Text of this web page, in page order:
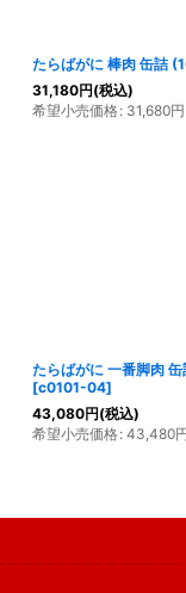
たらばがに 棒肉 缶詰
31,180円(税込)
希望小売価格: 31,680円
たらばがに 一番脚肉
[c0101-04]
43,080円(税込)
希望小売価格: 43,480